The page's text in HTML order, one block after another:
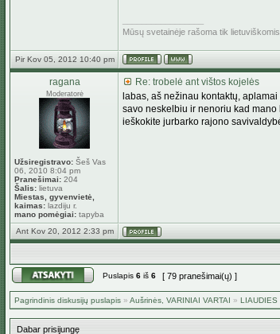
Mūsų svetainėje rašoma tik
Pir Kov 05, 2012 10:40 pm
ragana
Moderatorė
Užsiregistravo: Šeš Vas
06, 2010 8:04 pm
Pranešimai: 204
Šalis: lietuva
Miestas, gyvenvietė,
kaimas: lazdiju r.
mano pomėgiai: tapyba
Re: trobelė ant vištos kojelės
labas, aš nežinau kontaktų,
savo neskelbiu ir nenoriu kad mano
ieškokite jurbarko rajono
Ant Kov 20, 2012 2:33 pm
Puslapis 6 iš 6 [ 79 pranešimai(ų) ]
Pagrindinis diskusijų puslapis » Aušrinės, VARINIAI VARTAI » LIAUDIES
Dabar prisijungę